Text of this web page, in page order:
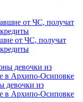
от ЧС, получат
девочки из
в Архипо-Осиповке